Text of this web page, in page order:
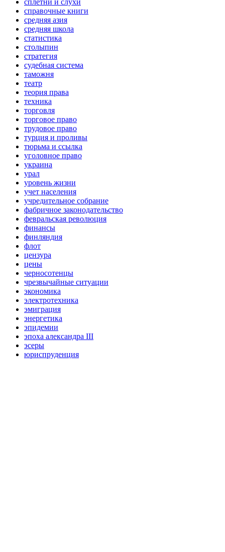
сплетни и слухи
справочные книги
средняя азия
средняя школа
статистика
столыпин
стратегия
судебная система
таможня
театр
теория права
техника
торговля
торговое право
трудовое право
турция и проливы
тюрьма и ссылка
уголовное право
украина
урал
уровень жизни
учет населения
учредительное собрание
фабричное законодательство
февральская революция
финансы
финляндия
флот
цензура
цены
черносотенцы
чрезвычайные ситуации
экономика
электротехника
эмиграция
энергетика
эпидемии
эпоха александра III
эсеры
юриспруденция